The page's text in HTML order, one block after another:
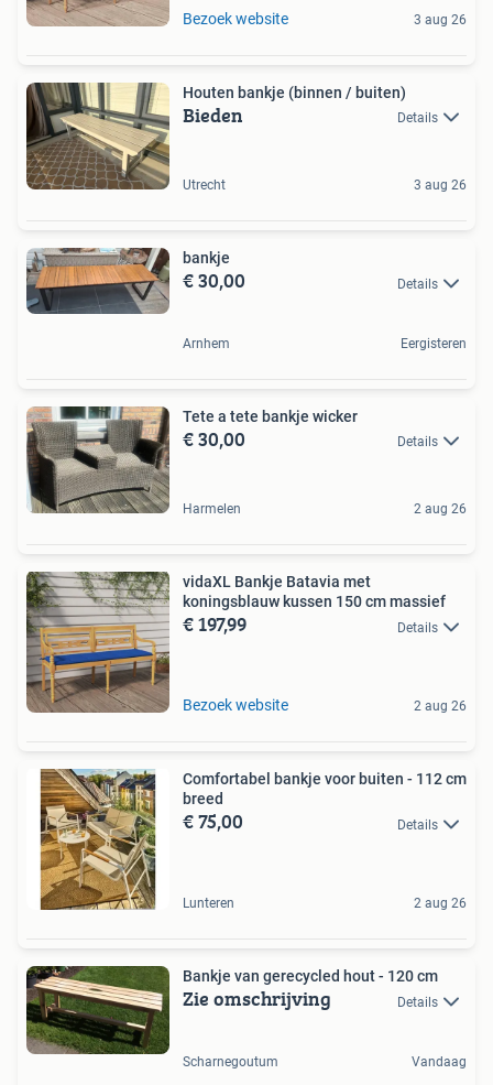
Bezoek website 3 aug 26
Houten bankje (binnen / buiten)
Bieden Details
Utrecht 3 aug 26
bankje
€ 30,00 Details
Arnhem Eergisteren
Tete a tete bankje wicker
€ 30,00 Details
Harmelen 2 aug 26
vidaXL Bankje Batavia met
koningsblauw kussen 150 cm massief
€ 197,99 Details
Bezoek website 2 aug 26
Comfortabel bankje voor buiten - 112 cm
breed
€ 75,00 Details
Lunteren 2 aug 26
Bankje van gerecycled hout - 120 cm
Zie omschrijving Details
Scharnegoutum Vandaag